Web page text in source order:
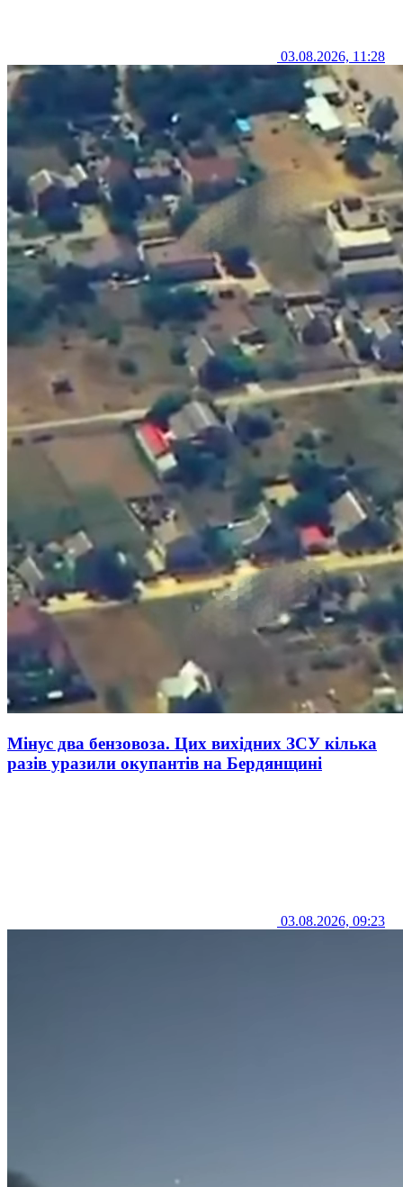
03.08.2026, 11:28
Мінус два бензовоза. Цих вихідних ЗСУ кілька
разів уразили окупантів на Бердянщині
03.08.2026, 09:23